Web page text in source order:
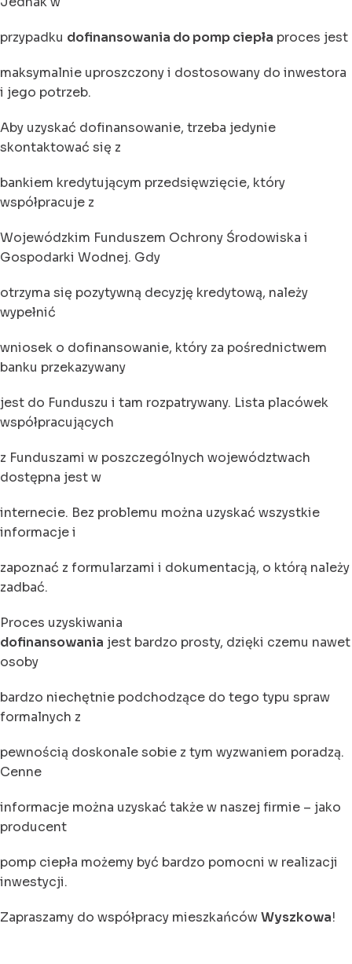
przypadku dofinansowania do pomp ciepła proces jest
maksymalnie uproszczony i dostosowany do inwestora
i jego potrzeb.
Aby uzyskać dofinansowanie, trzeba jedynie
skontaktować się z
bankiem kredytującym przedsięwzięcie, który
współpracuje z
Wojewódzkim Funduszem Ochrony Środowiska i
Gospodarki Wodnej. Gdy
otrzyma się pozytywną decyzję kredytową, należy
wypełnić
wniosek o dofinansowanie, który za pośrednictwem
banku przekazywany
jest do Funduszu i tam rozpatrywany. Lista placówek
współpracujących
z Funduszami w poszczególnych województwach
dostępna jest w
internecie. Bez problemu można uzyskać wszystkie
informacje i
zapoznać z formularzami i dokumentacją, o którą należy
zadbać.
Proces uzyskiwania
dofinansowania jest bardzo prosty, dzięki czemu nawet
osoby
bardzo niechętnie podchodzące do tego typu spraw
formalnych z
pewnością doskonale sobie z tym wyzwaniem poradzą.
Cenne
informacje można uzyskać także w naszej firmie – jako
producent
pomp ciepła możemy być bardzo pomocni w realizacji
inwestycji.
Zapraszamy do współpracy mieszkańcówWyszkowa!